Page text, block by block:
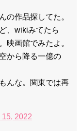
キム秘書がなぜそう
の作品探してた。
、wikiみてたら
映画館でみたよ。
から降る一億の
んな。関東では再
2022